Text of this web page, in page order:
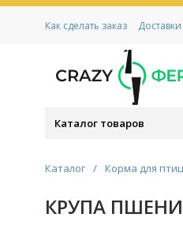
Как сделать заказ
Каталог товаров
Каталог / Корма для
КРУПА